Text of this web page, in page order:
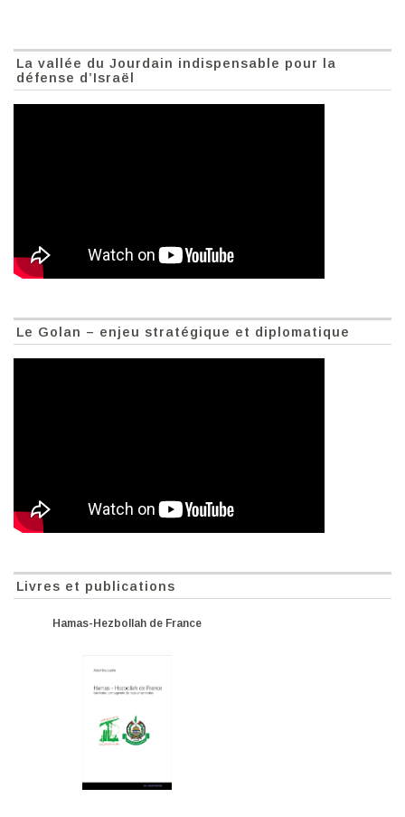
La vallée du Jourdain indispensable pour la
défense d’Israël
Le Golan – enjeu stratégique et diplomatique
Livres et publications
Hamas-Hezbollah de France